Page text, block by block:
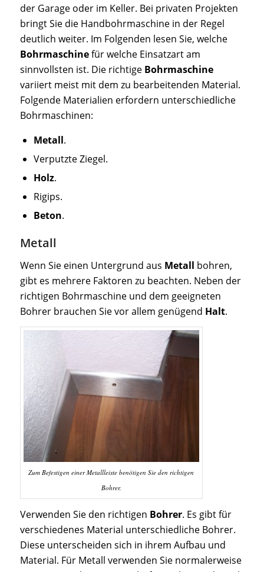
der Garage oder im Keller. Bei privaten Projekten
bringt Sie die Handbohrmaschine in der Regel
deutlich weiter. Im Folgenden lesen Sie, welche
Bohrmaschinefür welche Einsatzart am
sinnvollsten ist. Die richtige Bohrmaschine
variiert meist mit dem zu bearbeitenden Material.
Folgende Materialien erfordern unterschiedliche
Bohrmaschinen:
Metall.
Verputzte Ziegel.
Holz.
Rigips.
Beton.
Metall
Wenn Sie einen Untergrund aus Metall bohren,
gibt es mehrere Faktoren zu beachten. Neben der
richtigen Bohrmaschine und dem geeigneten
Bohrer brauchen Sie vor allem genügend Halt.
Zum Befestigen einer Metallleiste benötigen Sie den richtigen
Bohrer.
Verwenden Sie den richtigen Bohrer. Es gibt für
verschiedenes Material unterschiedliche Bohrer.
Diese unterscheiden sich in ihrem Aufbau und
Material. Für Metall verwenden Sie normalerweise